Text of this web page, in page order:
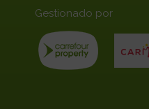
Gestionado por